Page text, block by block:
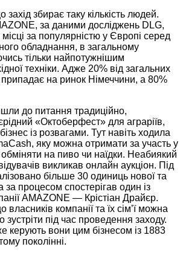
збирає таку кількість людей.
за даними досліджень DLG,
за популярністю у Європі серед
обладнання, в загальному
тільки найпотужнішим
техніки. Адже 20% від загальних
припадає на ринок Німеччини, а 80%
до питання традиційно,
«Октоберфест» для аграріїв,
із розвагами. Тут навіть ходила
яку можна отримати за участь у
обміняти на пиво чи наїдки. Неабиякий
викликав онлайн аукціон. Під
більше 30 одиниць нової та
за процесом спостерігав один із
AMAZONE — Крістіан Драйєр.
власників компанії та їх сім’ї можна
під час проведення заходу.
керують вони цим бізнесом із 1883
поколінні.